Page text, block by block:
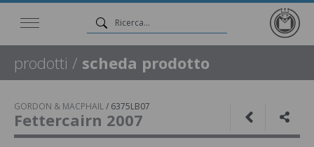
prodotti / scheda prodotto
GORDON & MACPHAIL/ 6375LB07
Fettercairn 2007